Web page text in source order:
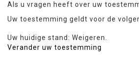
Als u vragen heeft over uw
Uw toestemming geldt voor de
Uw huidige stand: Weigeren.
Verander uw toestemming